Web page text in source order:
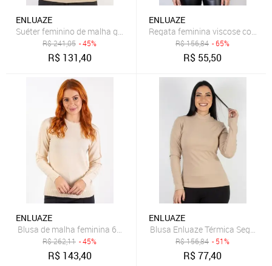
ENLUAZE
Suéter feminino de malha gola V 60004 - Bege
R$241,05 - 45%
R$ 131,40
ENLUAZE
Regata feminina viscose com
R$156,84 - 65%
R$ 55,50
ENLUAZE
Blusa de malha feminina 60013 - Bege
R$262,11 - 45%
R$ 143,40
ENLUAZE
Blusa Enluaze Térmica
R$156,84 - 51%
R$77,40